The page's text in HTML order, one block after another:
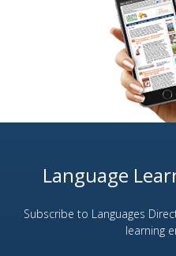
Language
Subscribe to Languages
learning